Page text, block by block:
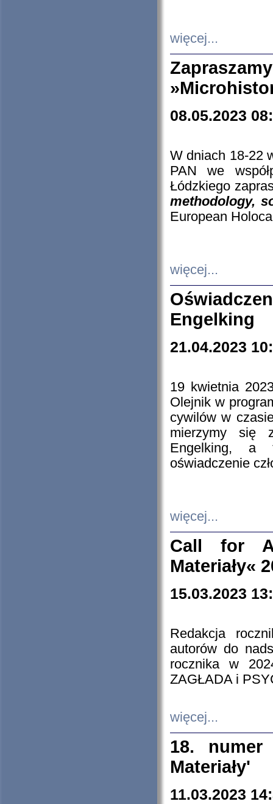
więcej...
08.05.2023
W dniach 18-22
PAN we
Łódzkiego
methodology,
European
więcej...
Engelking
21.04.2023
19 kwietnia
Olejnik w
cywilów w
mierzymy się
Engelking, a
oświadczenie
więcej...
Call for
Materiały«
15.03.2023
Redakcja
autorów do
rocznika w
ZAGŁADA i
więcej...
18. numer
Materiały'
11.03.2023